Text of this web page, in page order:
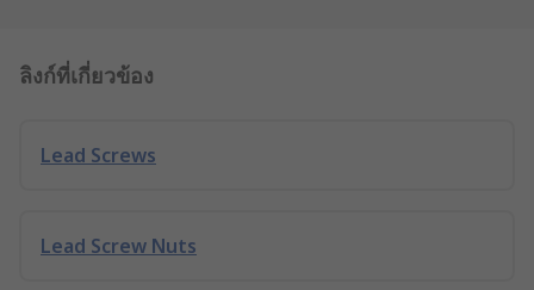
ลิงก์ที่เกี่ยวข้อง
Lead Screws
Lead Screw Nuts